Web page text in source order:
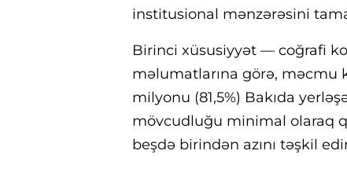
institusional mənzərəsini
Birinci xüsusiyyət — coğrafi
məlumatlarına görə, məcmu
milyonu (81,5%) Bakıda
mövcudluğu minimal olaraq
beşdə birindən azını təşkil